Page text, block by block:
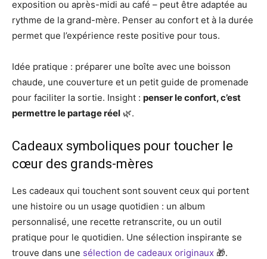
exposition ou après-midi au café – peut être adaptée au
rythme de la grand-mère. Penser au confort et à la durée
permet que l’expérience reste positive pour tous.
Idée pratique : préparer une boîte avec une boisson
chaude, une couverture et un petit guide de promenade
pour faciliter la sortie. Insight : penser le confort, c’est
permettre le partage réel 🌿.
Cadeaux symboliques pour toucher le
cœur des grands-mères
Les cadeaux qui touchent sont souvent ceux qui portent
une histoire ou un usage quotidien : un album
personnalisé, une recette retranscrite, ou un outil
pratique pour le quotidien. Une sélection inspirante se
trouve dans une sélection de cadeaux originaux 🎁.